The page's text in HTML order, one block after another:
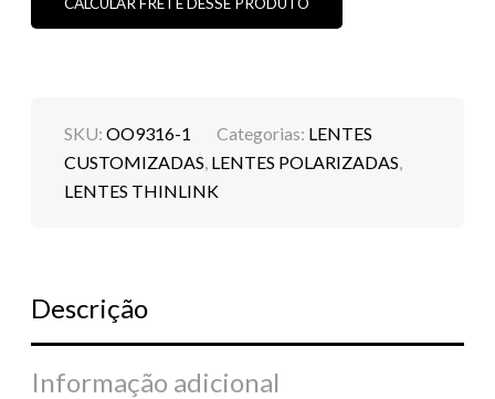
SKU:OO9316-1 Categorias: LENTES
CUSTOMIZADAS LENTES POLARIZADAS
LENTES THINLINK
Descrição
Informação adicional